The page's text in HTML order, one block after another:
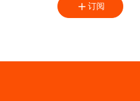
订阅